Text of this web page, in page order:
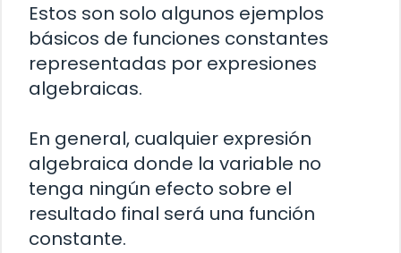
Estos son solo algunos ejemplos
básicos de funciones constantes
representadas por expresiones
algebraicas.
En general, cualquier expresión
algebraica donde la variable no
tenga ningún efecto sobre el
resultado final será una función
constante.